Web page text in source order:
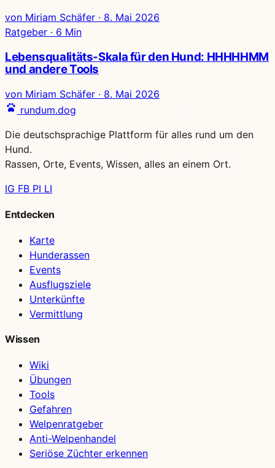
von Miriam Schäfer · 8. Mai 2026
Ratgeber · 6 Min
Lebensqualitäts-Skala für den Hund: HHHHHMM
und andere Tools
von Miriam Schäfer · 8. Mai 2026
rundum.dog
Die deutschsprachige Plattform für alles rund um den
Hund.
Rassen, Orte, Events, Wissen, alles an einem Ort.
IG FB PI LI
Entdecken
Karte
Hunderassen
Events
Ausflugsziele
Unterkünfte
Vermittlung
Wissen
Wiki
Übungen
Tools
Gefahren
Welpenratgeber
Anti-Welpenhandel
Seriöse Züchter erkennen